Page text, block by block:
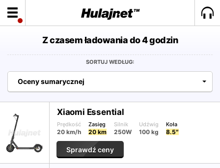
Z czasem ładowania do 4 godzin
SORTUJ WEDŁUG:
Oceny sumarycznej
Xiaomi Essential
Prędkość
20 km/h
Zasięg
20 km
Silnik
250W
Udźwig
100 kg
Koła
8.5″
Sprawdź ceny